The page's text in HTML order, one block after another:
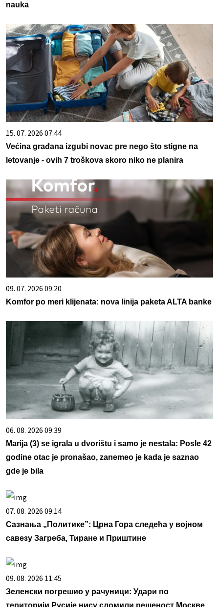
nauka
15. 07. 2026 07:44
Većina građana izgubi novac pre nego što stigne na
letovanje - ovih 7 troškova skoro niko ne planira
09. 07. 2026 09:20
Komfor po meri klijenata: nova linija paketa ALTA banke
06. 08. 2026 09:39
Marija (3) se igrala u dvorištu i samo je nestala: Posle 42
godine otac je pronašao, zanemeo je kada je saznao
gde je bila
07. 08. 2026 09:14
Сазнања „Политике”: Црна Гора следећа у војном
савезу Загреба, Тиране и Приштине
09. 08. 2026 11:45
Зеленски погрешио у рачуници: Удари по